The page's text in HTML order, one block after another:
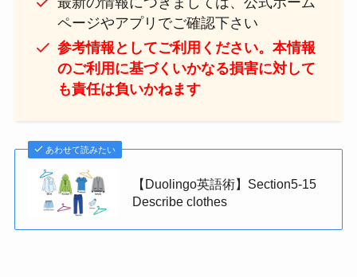
ページやアプリでご確認下さい
参考情報としてご利用ください。本情報
のご利用に基づくいかなる損害に対して
も責任は負いかねます
あわせて読みたい
【Duolingo英語術】Section5-15
Describe clothes